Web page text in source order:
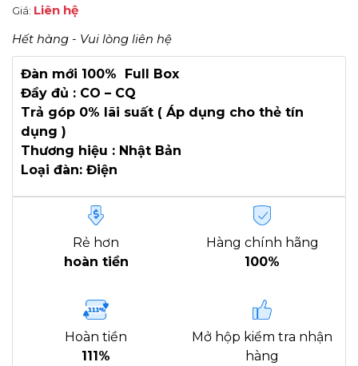
Giá: Liên hệ
Hết hàng - Vui lòng liên hệ
Đàn mới 100% Full Box
Đầy đủ : CO – CQ
Trả góp 0% lãi suất ( Áp dụng cho thẻ tín
dụng )
Thương hiệu : Nhật Bản
Loại đàn: Điện
Rẻ hơn
hoàn tiền
Hàng chính hãng
100%
Hoàn tiền
111%
Mở hộp kiểm tra nhận
hàng